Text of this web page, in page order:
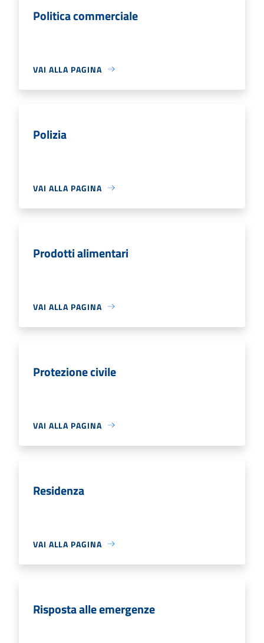
Politica commerciale
VAI ALLA PAGINA
Polizia
VAI ALLA PAGINA
Prodotti alimentari
VAI ALLA PAGINA
Protezione civile
VAI ALLA PAGINA
Residenza
VAI ALLA PAGINA
Risposta alle emergenze